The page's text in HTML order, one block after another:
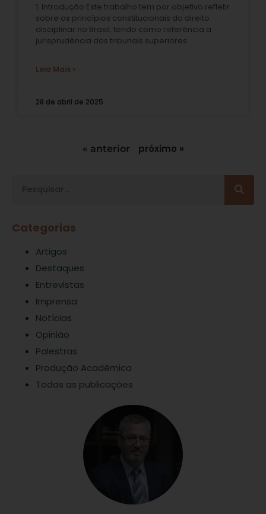
1. Introdução Este trabalho tem por objetivo refletir
sobre os princípios constitucionais do direito
disciplinar no Brasil, tendo como referência a
jurisprudência dos tribunais superiores
Leia Mais »
28 de abril de 2025
« anterior próximo »
Categorias
Artigos
Destaques
Entrevistas
Imprensa
Notícias
Opinião
Palestras
Produção Acadêmica
Todas as publicações